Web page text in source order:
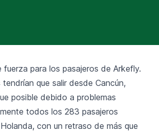
fuerza para los pasajeros de Arkefly.
que salir desde Cancún,
posible debido a problemas
todos los 283 pasajeros
con un retraso de más que